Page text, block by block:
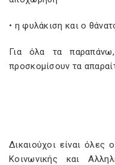
• η φυλάκιση και ο
Για όλα τα
προσκομίσουν τα
Δικαιούχοι είναι όλες
Κοινωνικής και